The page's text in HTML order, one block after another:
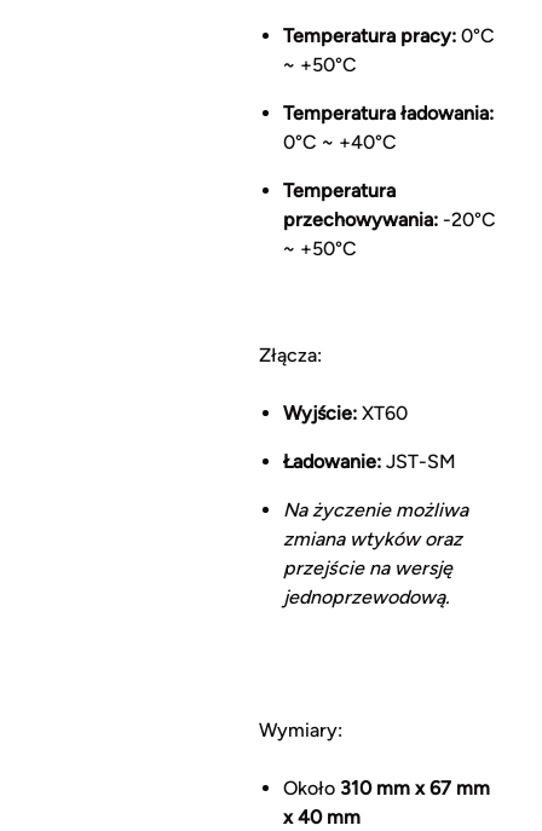
Temperatura pracy:0°C
~ +50°C
Temperatura ładowania:
0°C ~ +40°C
Temperatura
przechowywania:-20°C
~ +50°C
Złącza:
Wyjście:XT60
Ładowanie:JST-SM
Na życzenie możliwa
zmiana wtyków oraz
przejście na wersję
jednoprzewodową.
Wymiary:
Około 310 mm x 67 mm
x 40 mm